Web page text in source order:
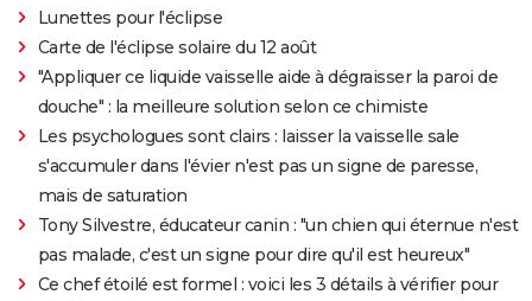
Lunettes pour l'éclipse
Carte de l'éclipse solaire du 12 août
"Appliquer ce liquide vaisselle aide à dégraisser la paroi de
douche" : la meilleure solution selon ce chimiste
Les psychologues sont clairs : laisser la vaisselle sale
s'accumuler dans l'évier n'est pas un signe de paresse,
mais de saturation
Tony Silvestre, éducateur canin : "un chien qui éternue n'est
pas malade, c'est un signe pour dire qu'il est heureux"
Ce chef étoilé est formel : voici les 3 détails à vérifier pour